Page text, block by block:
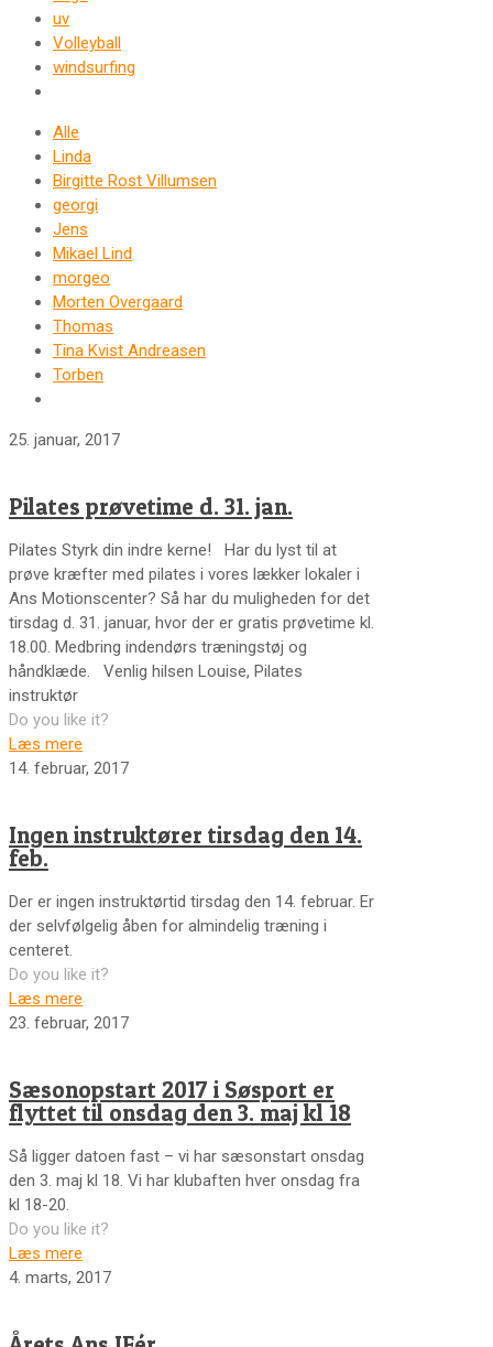
uv
Volleyball
windsurfing
Alle
Linda
Birgitte Rost Villumsen
georgi
Jens
Mikael Lind
morgeo
Morten Overgaard
Thomas
Tina Kvist Andreasen
Torben
25. januar, 2017
Pilates prøvetime d. 31. jan.
Pilates Styrk din indre kerne! Har du lyst til at
prøve kræfter med pilates i vores lækker lokaler i
Ans Motionscenter? Så har du muligheden for det
tirsdag d. 31. januar, hvor der er gratis prøvetime kl.
18.00. Medbring indendørs træningstøj og
håndklæde. Venlig hilsen Louise, Pilates
instruktør
Do you like it?
Læs mere
14. februar, 2017
Ingen instruktører tirsdag den 14.
feb.
Der er ingen instruktørtid tirsdag den 14. februar. Er
der selvfølgelig åben for almindelig træning i
centeret.
Do you like it?
Læs mere
23. februar, 2017
Sæsonopstart 2017 i Søsport er
flyttet til onsdag den 3. maj kl 18
Så ligger datoen fast – vi har sæsonstart onsdag
den 3. maj kl 18. Vi har klubaften hver onsdag fra
kl 18-20.
Do you like it?
Læs mere
4. marts, 2017